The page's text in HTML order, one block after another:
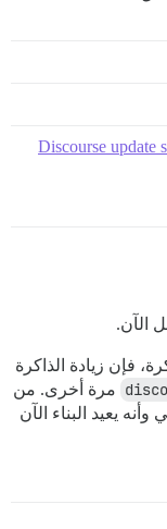
Discourse update
الآن.
فإن زيادة الذاكرة
مرة أخرى. من
يعيد البناء الآن